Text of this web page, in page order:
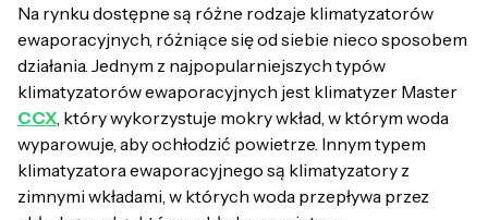
Na rynku dostępne są różne rodzaje klimatyzatorów
ewaporacyjnych, różniące się od siebie nieco sposobem
działania. Jednym z najpopularniejszych typów
klimatyzatorów ewaporacyjnych jest klimatyzer Master
CCX , który wykorzystuje mokry wkład, w którym woda
wyparowuje, aby ochłodzić powietrze. Innym typem
klimatyzatora ewaporacyjnego są klimatyzatory z
zimnymi wkładami, w których woda przepływa przez